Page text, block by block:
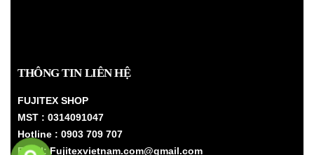
THÔNG TIN LIÊN HỆ
FUJITEX SHOP
MST : 0314091047
Hotline : 0903 709 707
Email: Fujitexvietnam.com@gmail.com